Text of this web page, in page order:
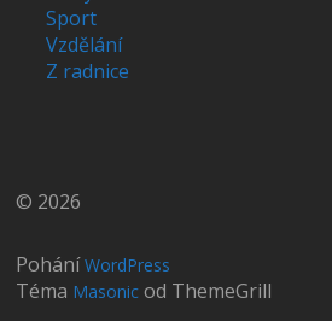
Sport
Vzdělání
Z radnice
© 2026
PoháníWordPress
Téma Masonic od ThemeGrill